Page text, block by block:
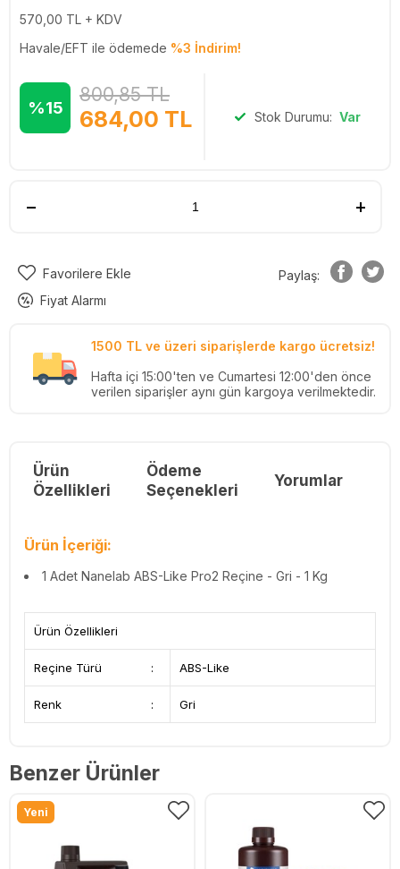
570,00 TL + KDV
Havale/EFT ile ödemede %3 İndirim!
%15 684,00 TL
800,85TL
Stok Durumu: Var
Favorilere Ekle
Fiyat Alarmı
Paylaş:
1500 TL ve üzeri siparişlerde kargo ücretsiz!
Hafta içi 15:00'ten ve Cumartesi 12:00'den önce
verilen siparişler aynı gün kargoya verilmektedir.
Ürün
Özellikleri
Ödeme
Seçenekleri
Yorumlar
Ürün İçeriği:
1 Adet Nanelab ABS-Like Pro2 Reçine - Gri - 1 Kg
Ürün Özellikleri
Reçine Türü : ABS-Like
Renk : Gri
Benzer Ürünler
Yeni